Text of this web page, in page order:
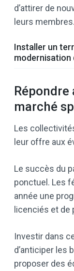
d’attirer de
leurs membres.
Installer un
modernisation
Répondre
marché
Les
leur offre aux
Le succès du
ponctuel. Les
année une
licenciés et de
Investir dans
d’anticiper les
proposer des